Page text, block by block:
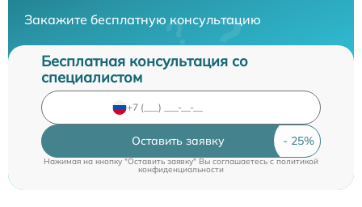
Закажите бесплатную консультацию
Бесплатная консультация со
специалистом
Оставить заявку
Нажимая на кнопку "Оставить заявку" Вы соглашаетесь cполитикой
конфиденциальности